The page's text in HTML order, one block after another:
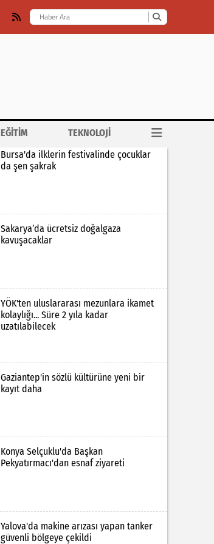
EĞİTİM TEKNOLOJİ
Bursa'da ilklerin festivalinde çocuklar
da şen şakrak
Sakarya’da ücretsiz doğalgaza
kavuşacaklar
YÖK'ten uluslararası mezunlara ikamet
kolaylığı... Süre 2 yıla kadar
uzatılabilecek
Gaziantep'in sözlü kültürüne yeni bir
kayıt daha
Konya Selçuklu'da Başkan
Pekyatırmacı'dan esnaf ziyareti
Yalova'da makine arızası yapan tanker
güvenli bölgeye çekildi